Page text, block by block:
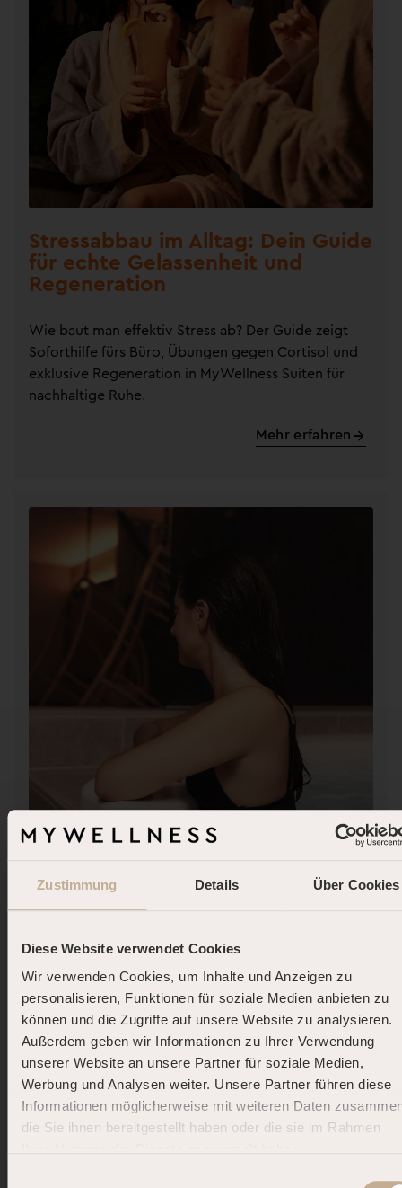
Zustimmung Details Über Cookies
Diese Website verwendet Cookies
Wir verwenden Cookies, um Inhalte und Anzeigen zu
personalisieren, Funktionen für soziale Medien anbieten zu
können und die Zugriffe auf unsere Website zu analysieren.
Außerdem geben wir Informationen zu Ihrer Verwendung
unserer Website an unsere Partner für soziale Medien,
Werbung und Analysen weiter. Unsere Partner führen diese
Informationen möglicherweise mit weiteren Daten
die Sie ihnen bereitgestellt haben oder die sie im Rahmen
Stressabbau im Alltag: Dein Guide
für echte Gelassenheit und
Regeneration
Wie baut man effektiv Stress ab? Der Guide zeigt
Soforthilfe fürs Büro, Übungen gegen Cortisol und
exklusive Regeneration in MyWellness Suiten für
nachhaltige Ruhe.
Mehr erfahren
Stress und Muskelaufbau: Warum
Dein Körper im Dauerstress keine
Chronischer Stress erhöht Cortisol und stoppt den
Muskelaufbau. Erfahre, wie du durch gezielte
Regeneration die anabole Phase wieder aktivierst.
Mehr erfahren